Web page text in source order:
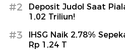
#2
Deposit Judol Saat
1,02 Triliun!
#3
IHSG Naik 2,78%
Rp 1,24 T